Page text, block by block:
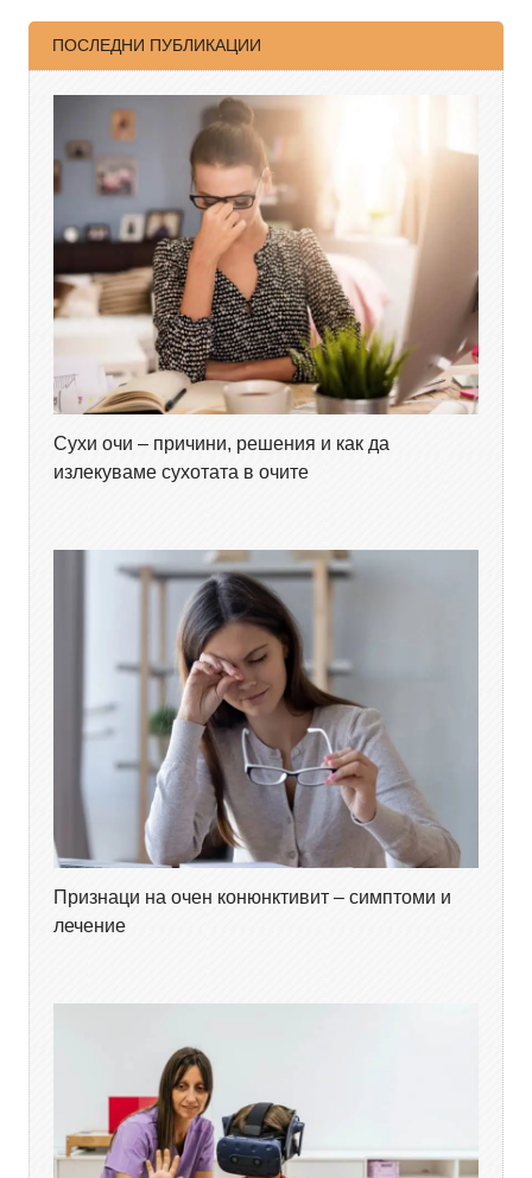
ПОСЛЕДНИ ПУБЛИКАЦИИ
Сухи очи – причини, решения и как да
излекуваме сухотата в очите
Признаци на очен конюнктивит – симптоми и
лечение